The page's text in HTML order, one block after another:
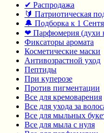
✔ Распродажа
🔰 Патриотическая
🔔 Подборка к 1
❤ Парфюмерия (духи
Фиксаторы аромата
Косметические маски
Антивозрастной уход
Пептиды
При куперозе
Против пигментации
Все для кремоварения
Все для ухода за
Все для мыльных
Все для мыла с нуля